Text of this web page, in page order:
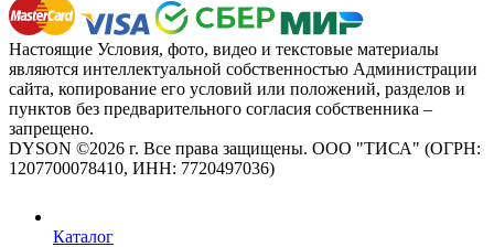
Настоящие Условия, фото, видео и текстовые материалы
являются интеллектуальной собственностью Администрации
сайта, копирование его условий или положений, разделов и
пунктов без предварительного согласия собственника –
запрещено.
DYSON ©2026 г. Все права защищены. ООО "ТИСА" (ОГРН:
1207700078410, ИНН: 7720497036)
Каталог